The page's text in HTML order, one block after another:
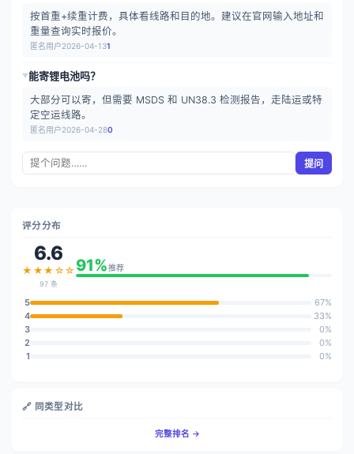
按首重+续重计费，具体看线路和目的地。建议在官网输入地址和
重量查询实时报价。
匿名用户2026-04-131
▶能寄锂电池吗？
大部分可以寄，但需要 MSDS 和 UN38.3 检测报告，走陆运或特
定空运线路。
匿名用户2026-04-280
提问
评分分布
6.6
★★★☆☆
97 条
91%推荐
5
67%
4
33%
3
0%
2
0%
1
0%
🔗 同类型对比
完整排名 →